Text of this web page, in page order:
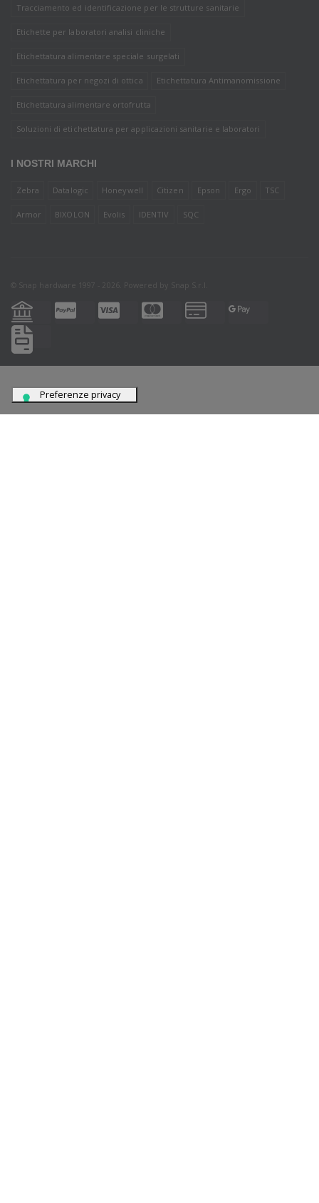
Tracciamento ed identificazione per le strutture sanitarie
Etichette per laboratori analisi cliniche
Etichettatura alimentare speciale surgelati
Etichettatura per negozi di ottica Etichettatura Antimanomissione
Etichettatura alimentare ortofrutta
Soluzioni di etichettatura per applicazioni sanitarie e laboratori
I NOSTRI MARCHI
Zebra Datalogic Honeywell Citizen Epson Ergo TSC
Armor BIXOLON Evolis IDENTIV SQC
© Snap hardware 1997 - 2026. Powered by Snap S.r.l.